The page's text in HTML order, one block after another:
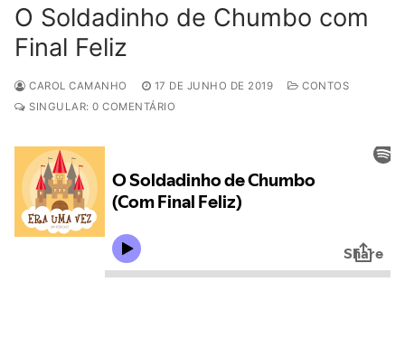
O Soldadinho de Chumbo com
Final Feliz
CAROL CAMANHO 17 DE JUNHO DE 2019
CONTOS
SINGULAR: 0 COMENTÁRIO